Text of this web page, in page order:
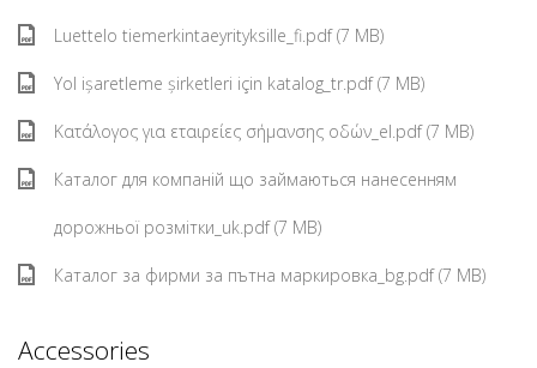
Luettelo tiemerkintaeyrityksille_fi.pdf (7 MB)
Yol işaretleme şirketleri için katalog_tr.pdf (7 MB)
Κατάλογος για εταιρείες σήμανσης οδών_el.pdf (7 MB)
Каталог для компаній що займаються нанесенням
дорожньої розмітки_uk.pdf (7 MB)
Каталог за фирми за пътна маркировка_bg.pdf (7 MB)
Accessories